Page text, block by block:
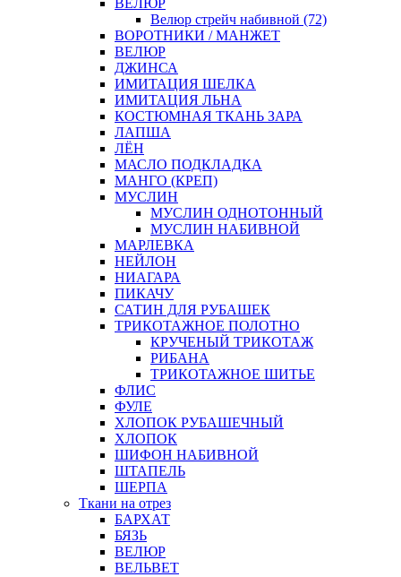
ВЕЛЮР
Велюр стрейч набивной (72)
ВОРОТНИКИ / МАНЖЕТ
ВЕЛЮР
ДЖИНСА
ИМИТАЦИЯ ШЕЛКА
ИМИТАЦИЯ ЛЬНА
КОСТЮМНАЯ ТКАНЬ ЗАРА
ЛАПША
ЛЁН
МАСЛО ПОДКЛАДКА
МАНГО (КРЕП)
МУСЛИН
МУСЛИН ОДНОТОННЫЙ
МУСЛИН НАБИВНОЙ
МАРЛЕВКА
НЕЙЛОН
НИАГАРА
ПИКАЧУ
САТИН ДЛЯ РУБАШЕК
ТРИКОТАЖНОЕ ПОЛОТНО
КРУЧЕНЫЙ ТРИКОТАЖ
РИБАНА
ТРИКОТАЖНОЕ ШИТЬЕ
ФЛИС
ФУЛЕ
ХЛОПОК РУБАШЕЧНЫЙ
ХЛОПОК
ШИФОН НАБИВНОЙ
ШТАПЕЛЬ
ШЕРПА
Ткани на отрез
БАРХАТ
БЯЗЬ
ВЕЛЮР
ВЕЛЬВЕТ